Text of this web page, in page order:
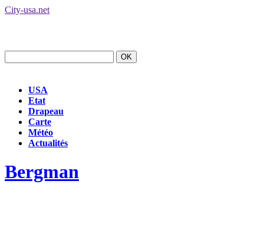
City-usa.net
USA
Etat
Drapeau
Carte
Météo
Actualités
Bergman